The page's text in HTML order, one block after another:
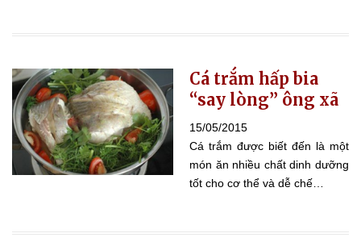
Cá trắm hấp bia
“say lòng” ông xã
15/05/2015
Cá trắm được biết đến là một
món ăn nhiều chất dinh dưỡng
tốt cho cơ thể và dễ chế…